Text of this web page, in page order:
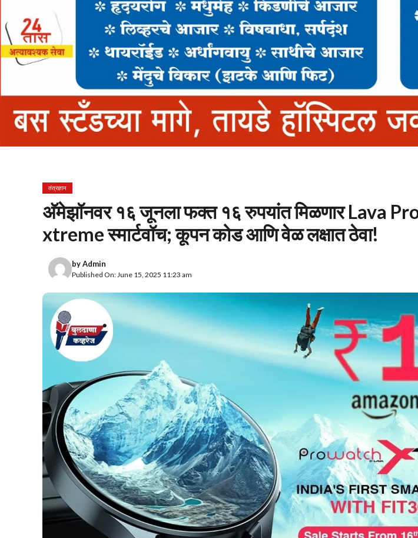
तंत्रज्ञान
अ‍ॅमेझॉनवर १६ जूनला फक्त १६ रुपयांत मिळणार Lava
xtreme स्मार्टवॉच; कूपन कोड आणि वेळ लक्षात ठेवा!
byAdmin
Published On: June 15, 2025 11:23 am